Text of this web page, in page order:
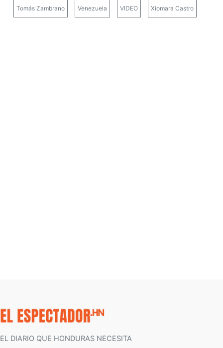
Tomás Zambrano Venezuela VIDEO Xiomara Castro
EL DIARIO QUE HONDURAS NECESITA